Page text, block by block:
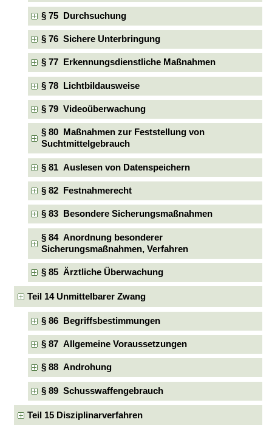
§ 75 Durchsuchung
§ 76 Sichere Unterbringung
§ 77 Erkennungsdienstliche Maßnahmen
§ 78 Lichtbildausweise
§ 79 Videoüberwachung
§ 80 Maßnahmen zur Feststellung von
Suchtmittelgebrauch
§ 81 Auslesen von Datenspeichern
§ 82 Festnahmerecht
§ 83 Besondere Sicherungsmaßnahmen
§ 84 Anordnung besonderer
Sicherungsmaßnahmen, Verfahren
§ 85 Ärztliche Überwachung
Teil 14 Unmittelbarer Zwang
§ 86 Begriffsbestimmungen
§ 87 Allgemeine Voraussetzungen
§ 88 Androhung
§ 89 Schusswaffengebrauch
Teil 15 Disziplinarverfahren